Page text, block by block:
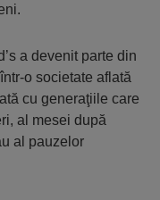
a devenit parte din
o societate aflată
cu generaţiile care
al mesei după
al pauzelor